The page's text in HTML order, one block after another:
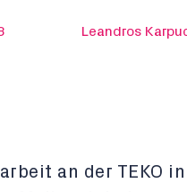
Leandros
an der TEKO